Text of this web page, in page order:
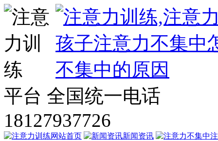
平台 全国统一电话
18127937726
网站首页 新闻资讯